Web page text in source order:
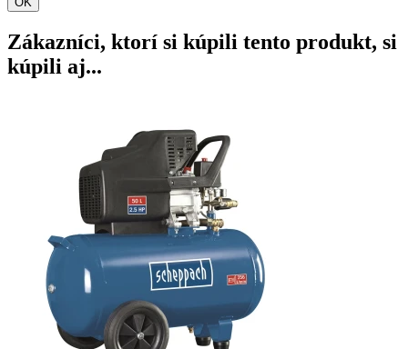
Zákazníci, ktorí si kúpili tento produkt, si
kúpili aj...